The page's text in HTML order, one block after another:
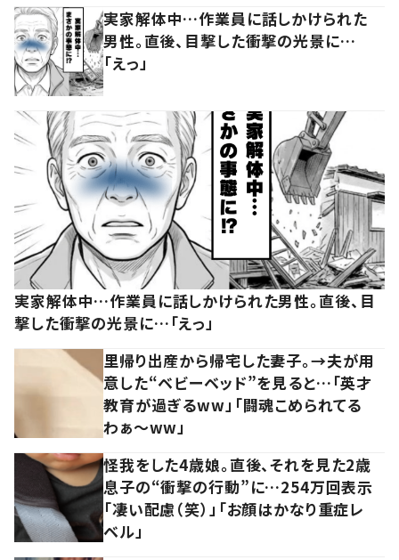
実家解体中…作業員に話しかけられた
男性。直後、目撃した衝撃の光景に…
「えっ」
実家解体中…作業員に話しかけられた男性。直後、目
撃した衝撃の光景に…「えっ」
里帰り出産から帰宅した妻子。→夫が用
意した“ベビーベッド”を見ると…「英才
教育が過ぎるww」「闘魂こめられてる
わぁ～ww」
怪我をした4歳娘。直後、それを見た2歳
息子の“衝撃の行動”に…254万回表示
「凄い配慮（笑）」「お顔はかなり重症レ
ベル」